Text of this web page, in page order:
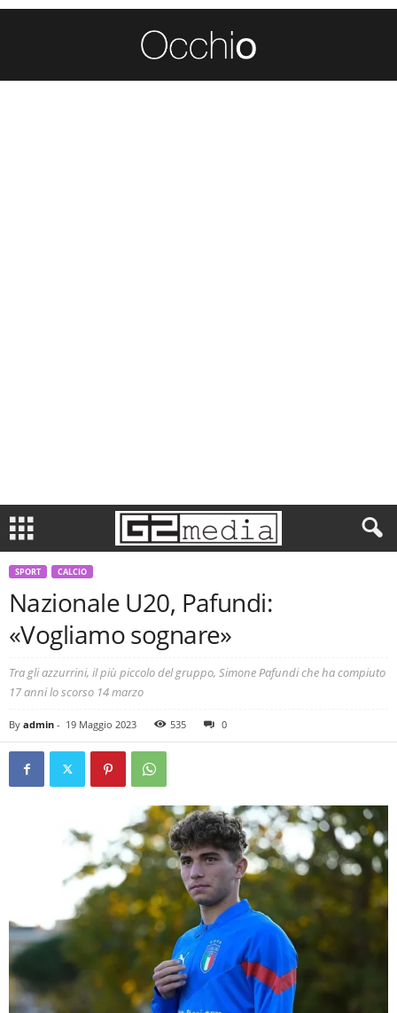
SPORT CALCIO
Nazionale U20, Pafundi:
«Vogliamo sognare»
Tra gli azzurrini, il più piccolo del gruppo, Simone Pafundi che ha compiuto
17 anni lo scorso 14 marzo
By admin - 19 Maggio 2023 535 0